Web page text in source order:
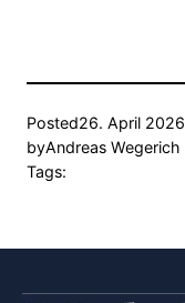
Posted26. April 2026
byAndreas Wegerich
Tags: